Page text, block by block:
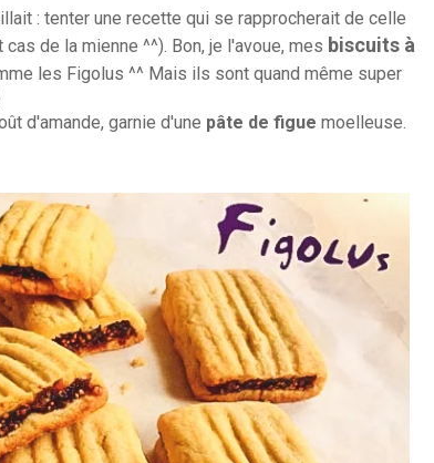
: tenter une recette qui se rapprocherait de celle
de la mienne ^^). Bon, je l'avoue, mes biscuits à
les Figolus ^^ Mais ils sont quand même super
d'amande, garnie d'une pâte de figue moelleuse.